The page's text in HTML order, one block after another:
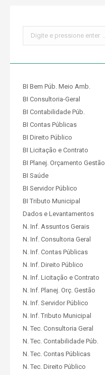
BI Bem Púb. Meio Amb.
BI Consultoria-Geral
BI Contabilidade Púb.
BI Contas Públicas
BI Direito Público
BI Licitação e Contrato
BI Planej. Orçamento Gestão
BI Saúde
BI Servidor Público
BI Tributo Municipal
Dados e Levantamentos
N. Inf. Assuntos Gerais
N. Inf. Consultoria Geral
N. Inf. Contas Públicas
N. Inf. Direito Público
N. Inf. Licitação e Contrato
N. Inf. Planej. Orç. Gestão
N. Inf. Servidor Público
N. Inf. Tributo Municipal
N. Tec. Consultoria Geral
N. Tec. Contabilidade Púb.
N. Tec. Contas Públicas
N. Tec. Direito Público